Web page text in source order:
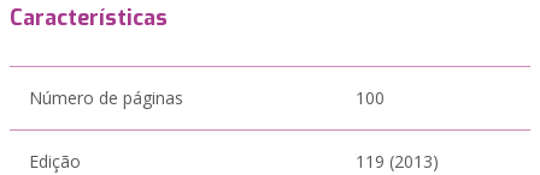
Características
Número de páginas 100
Edição 119 (2013)